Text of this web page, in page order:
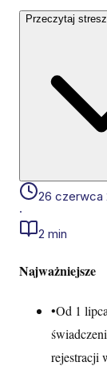
Przeczytaj
26 czerwca
·
2 min
Najważniejsze
•Od 1
rejestracji